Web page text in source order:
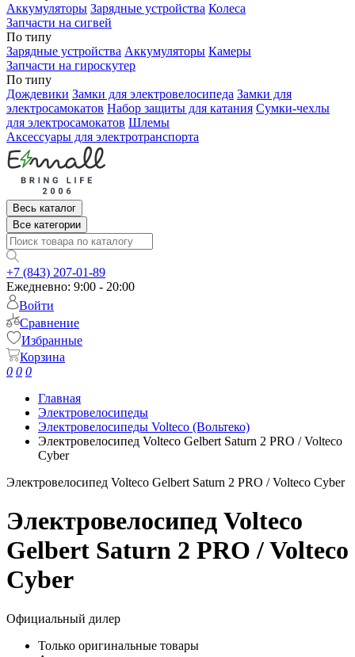
Аккумуляторы Зарядные устройства Колеса
Запчасти на сигвей
По типу
Зарядные устройства Аккумуляторы Камеры
Запчасти на гироскутер
По типу
Дождевики Замки для электровелосипеда Замки для
электросамокатов Набор защиты для катания Сумки-чехлы
для электросамокатов Шлемы
Аксессуары для электротранспорта
Весь каталог
Все категории
+7 (843) 207-01-89
Ежедневно: 9:00 - 20:00
Войти
Сравнение
Избранные
Корзина
0 0 0
Главная
Электровелосипеды
Электровелосипеды Volteco (Вольтеко)
Электровелосипед Volteco Gelbert Saturn 2 PRO / Volteco
Cyber
Электровелосипед Volteco Gelbert Saturn 2 PRO / Volteco Cyber
Электровелосипед Volteco
Gelbert Saturn 2 PRO / Volteco
Cyber
Официальный дилер
Только оригинальные товары